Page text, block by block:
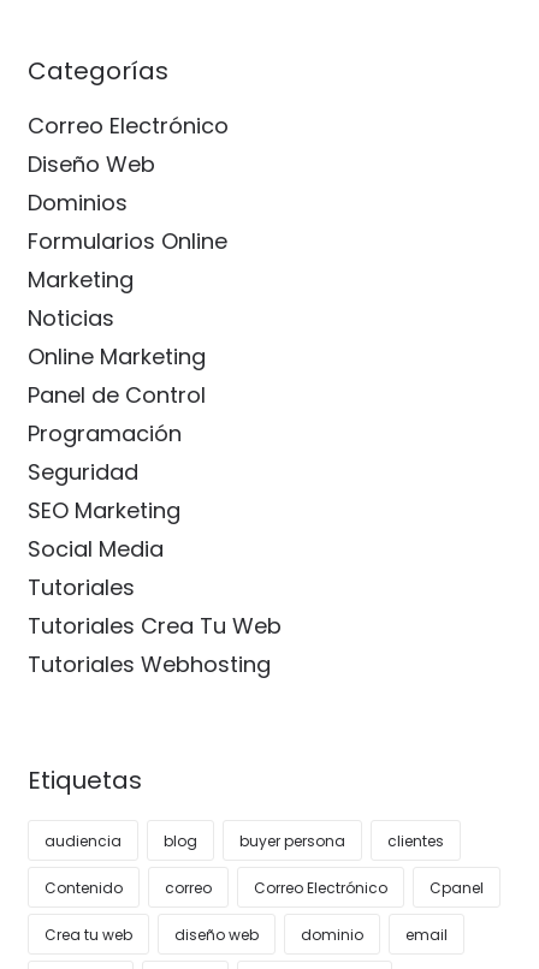
Categorías
Correo Electrónico
Diseño Web
Dominios
Formularios Online
Marketing
Noticias
Online Marketing
Panel de Control
Programación
Seguridad
SEO Marketing
Social Media
Tutoriales
Tutoriales Crea Tu Web
Tutoriales Webhosting
Etiquetas
audiencia blog buyer persona clientes
Contenido correo Correo Electrónico Cpanel
Crea tu web diseño web dominio email